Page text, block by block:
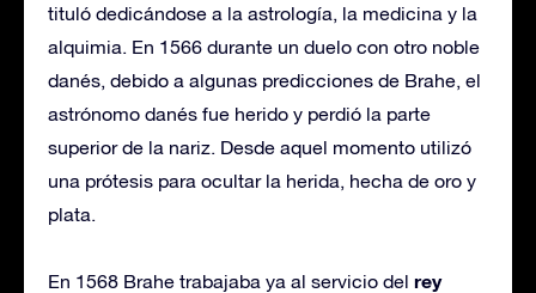
tituló dedicándose a la astrología, la medicina y la
alquimia. En 1566 durante un duelo con otro noble
danés, debido a algunas predicciones de Brahe, el
astrónomo danés fue herido y perdió la parte
superior de la nariz. Desde aquel momento utilizó
una prótesis para ocultar la herida, hecha de oro y
plata.
En 1568 Brahe trabajaba ya al servicio del rey